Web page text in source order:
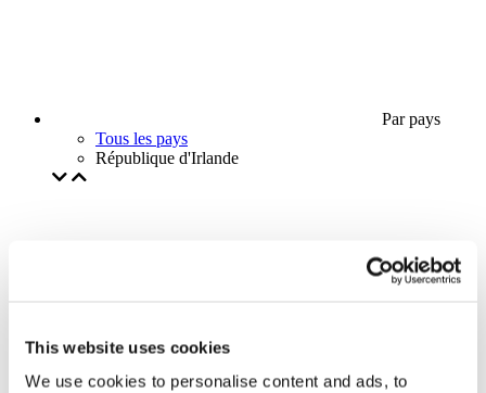
This website uses cookies
We use cookies to personalise content and ads, to
Par pays
Tous les pays
République d'Irlande